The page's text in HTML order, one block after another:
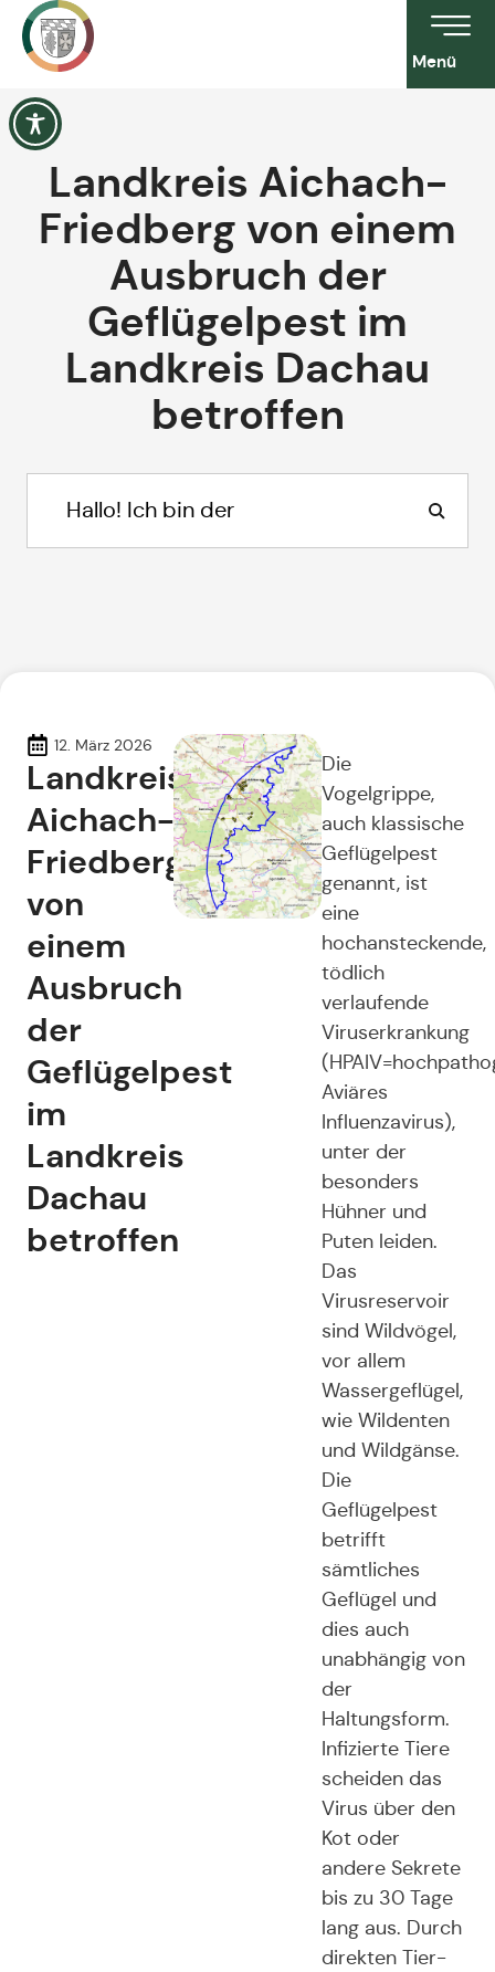
Menü
Landkreis Aichach-
Friedberg von einem
Ausbruch der
Geflügelpest im
Landkreis Dachau
betroffen
12. März 2026
Landkreis
Aichach-
Friedberg
von
einem
Ausbruch
der
Geflügelpest
im
Landkreis
Dachau
betroffen
Die
Vogelgrippe,
auch klassische
Geflügelpest
genannt, ist
eine
hochansteckende,
tödlich
verlaufende
Viruserkrankung
Aviäres
Influenzavirus),
unter der
besonders
Hühner und
Puten leiden.
Das
Virusreservoir
sind Wildvögel,
vor allem
Wassergeflügel,
wie Wildenten
und Wildgänse.
Die
Geflügelpest
betrifft
sämtliches
Geflügel und
dies auch
unabhängig von
der
Haltungsform.
Infizierte Tiere
scheiden das
Virus über den
Kot oder
andere Sekrete
bis zu 30 Tage
lang aus. Durch
direkten Tier-